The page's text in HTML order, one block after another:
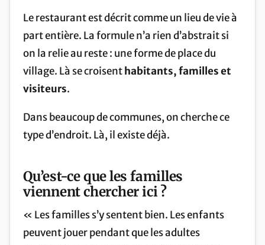
Le restaurant est décrit comme un lieu de vie à
part entière. La formule n’a rien d’abstrait si
on la relie au reste : une forme de place du
village. Là se croisenthabitants, familles et
visiteurs.
Dans beaucoup de communes, on cherche ce
type d’endroit. Là, il existe déjà.
Qu’est-ce que les familles
viennent chercher ici ?
« Les familles s’y sentent bien. Les enfants
peuvent jouer pendant que les adultes